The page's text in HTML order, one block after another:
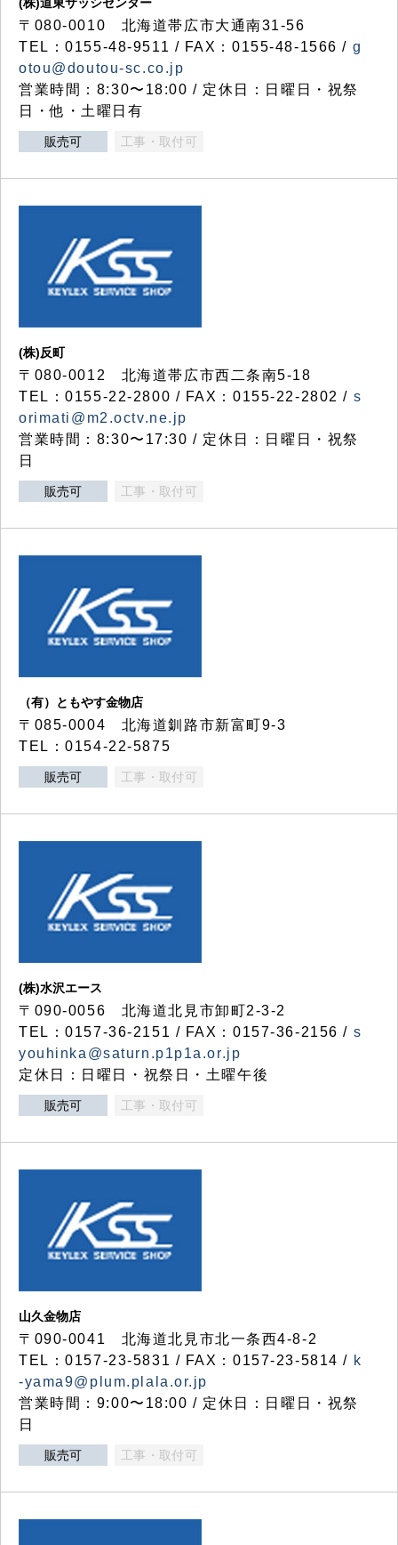
〒080-0010 北海道帯広市大通南31-56
TEL：0155-48-9511 / FAX：0155-48-1566 / g
otou@doutou-sc.co.jp
営業時間：8:30〜18:00 / 定休日：日曜日・祝祭
日・他・土曜日有
販売可 工事・取付可
(株)反町
〒080-0012 北海道帯広市西二条南5-18
TEL：0155-22-2800 / FAX：0155-22-2802 / s
orimati@m2.octv.ne.jp
営業時間：8:30〜17:30 / 定休日：日曜日・祝祭
日
販売可 工事・取付可
（有）ともやす金物店
〒085-0004 北海道釧路市新富町9-3
TEL：0154-22-5875
販売可 工事・取付可
(株)水沢エース
〒090-0056 北海道北見市卸町2-3-2
TEL：0157-36-2151 / FAX：0157-36-2156 / s
youhinka@saturn.p1p1a.or.jp
定休日：日曜日・祝祭日・土曜午後
販売可 工事・取付可
山久金物店
〒090-0041 北海道北見市北一条西4-8-2
TEL：0157-23-5831 / FAX：0157-23-5814 / k
-yama9@plum.plala.or.jp
営業時間：9:00〜18:00 / 定休日：日曜日・祝祭
日
販売可 工事・取付可